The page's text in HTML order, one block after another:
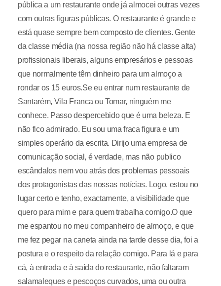
pública a um restaurante onde já almocei outras vezes
com outras figuras públicas. O restaurante é grande e
está quase sempre bem composto de clientes. Gente
da classe média (na nossa região não há classe alta)
profissionais liberais, alguns empresários e pessoas
que normalmente têm dinheiro para um almoço a
rondar os 15 euros.Se eu entrar num restaurante de
Santarém, Vila Franca ou Tomar, ninguém me
conhece. Passo despercebido que é uma beleza. E
não fico admirado. Eu sou uma fraca figura e um
simples operário da escrita. Dirijo uma empresa de
comunicação social, é verdade, mas não publico
escândalos nem vou atrás dos problemas pessoais
dos protagonistas das nossas notícias. Logo, estou no
lugar certo e tenho, exactamente, a visibilidade que
quero para mim e para quem trabalha comigo.O que
me espantou no meu companheiro de almoço, e que
me fez pegar na caneta ainda na tarde desse dia, foi a
postura e o respeito da relação comigo. Para lá e para
cá, à entrada e à saída do restaurante, não faltaram
salamaleques e pescoços curvados, uma ou outra